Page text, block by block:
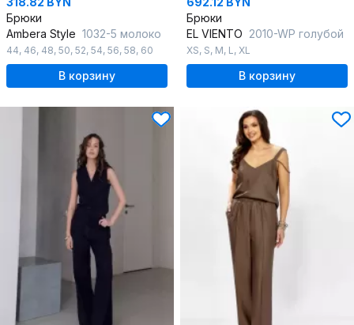
Брюки
Ambera Style 1032-5 молоко
44, 46, 48, 50, 52, 54, 56, 58, 60
В корзину
Брюки
EL VIENTO 2010-WP голубой
XS, S, M, L, XL
В корзину